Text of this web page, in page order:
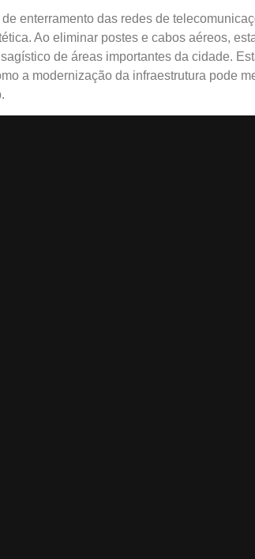
enterramento das redes de
Ao eliminar postes e cabos aéreos,
de áreas importantes da cidade.
a modernização da infraestrutura pode